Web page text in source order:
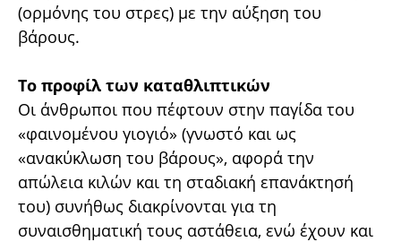
(ορμόνης του στρες) με την αύξηση του
βάρους.
Το προφίλ των καταθλιπτικών
Οι άνθρωποι που πέφτουν στην παγίδα του
«φαινομένου γιογιό» (γνωστό και ως
«ανακύκλωση του βάρους», αφορά την
απώλεια κιλών και τη σταδιακή επανάκτησή
του) συνήθως διακρίνονται για τη
συναισθηματική τους αστάθεια, ενώ έχουν και